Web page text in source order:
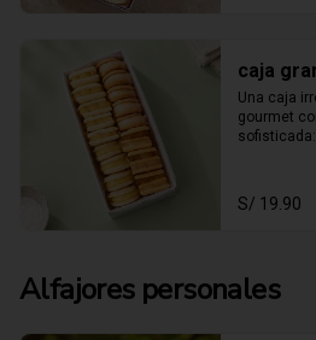
caja
Una caja
gourmet
equilibrio
dulzura en
S/ 19.90
Alfajores personales